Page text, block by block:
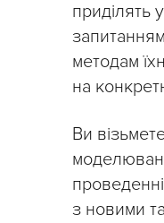
приділять
методам
на
Ви
з новими